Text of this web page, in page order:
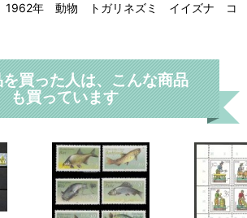
1962年 動物 トガリネズミ イイズナ コ
を買った人は、こんな商品
も買っています